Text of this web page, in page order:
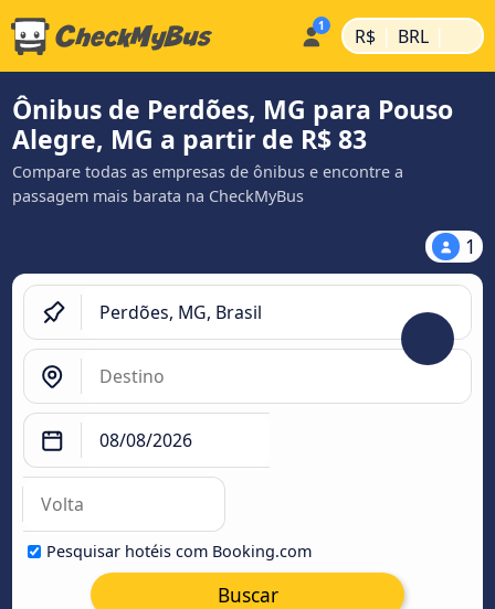
R$ | BRL |
Ônibus de Perdões, MG para Pouso
Alegre, MG a partir de R$ 83
Compare todas as empresas de ônibus e encontre a
passagem mais barata na CheckMyBus
1
Pesquisar hotéis com Booking.com
Buscar